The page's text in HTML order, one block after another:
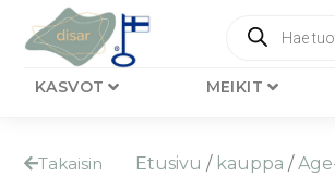
KASVOT MEIKIT
Etusivu / kauppa /
Takaisin